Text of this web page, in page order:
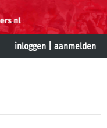
inloggen aanmelden